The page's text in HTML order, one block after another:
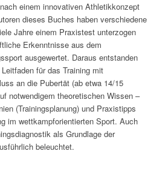
einem innovativen Athletikkonzept
dieses Buches haben verschiedene
Jahre einem Praxistest unterzogen
Erkenntnisse aus dem
ausgewertet. Daraus entstanden
für das Training mit
an die Pubertät (ab etwa 14/15
notwendigem theoretischen Wissen –
(Trainingsplanung) und Praxistipps
im wettkampforientierten Sport. Auch
als Grundlage der
beleuchtet.